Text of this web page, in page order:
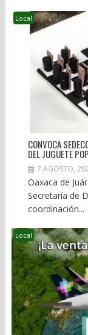
Local
CONVOCA
DEL JUGUETE
7 AGOSTO,
Oaxaca de
Secretaría de
coordinación...
Local